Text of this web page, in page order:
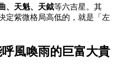
、天魁、天鉞等六吉星。其
定紫微格局高低的，就是「左
風喚雨的巨富大貴